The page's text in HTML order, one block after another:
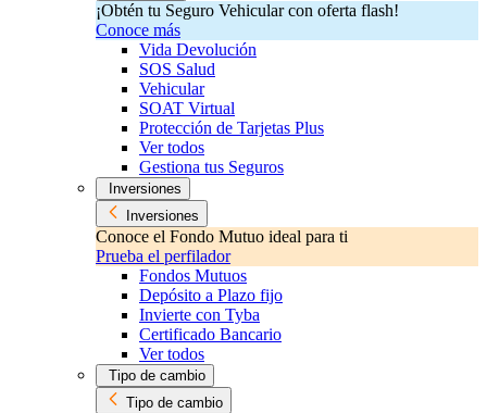
¡Obtén tu Seguro Vehicular con oferta flash!
Conoce más
Vida Devolución
SOS Salud
Vehicular
SOAT Virtual
Protección de Tarjetas Plus
Ver todos
Gestiona tus Seguros
Inversiones
Inversiones
Conoce el Fondo Mutuo ideal para ti
Prueba el perfilador
Fondos Mutuos
Depósito a Plazo fijo
Invierte con Tyba
Certificado Bancario
Ver todos
Tipo de cambio
Tipo de cambio